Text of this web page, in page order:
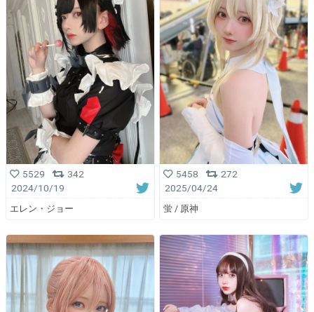
5529
342
2024/10/19
エレン・ジョー
5458
272
2025/04/24
蛍 / 原神